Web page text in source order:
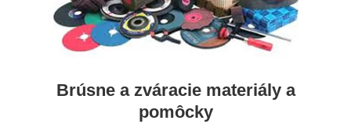
Brúsne a zváracie materiály a
pomôcky